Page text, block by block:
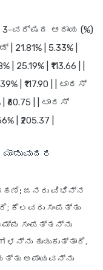
3-ವರ್ಷದ ಆದಾಯ (%)
| 5.33% |
| ₹113.66 | |
| ₹117.90 | | ಟಾರಸ್
| | ಟಾರಸ್
| ₹205.37 |
ಜನರು ವಿಭಿನ್ನ
ಕೆಲವರು ಸಂಪತ್ತು
ಸಂಪತ್ತನ್ನು
ಹುಡುಕುತ್ತಾರೆ.
ಅಪಾಯವನ್ನು